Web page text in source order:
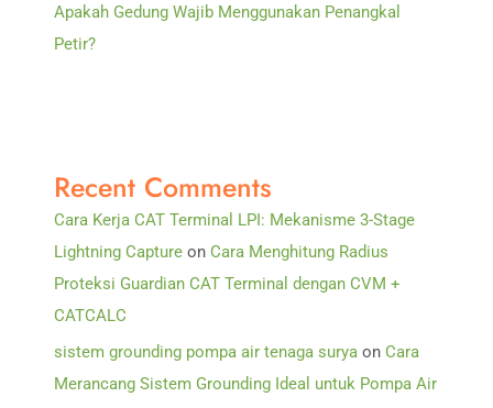
Apakah Gedung Wajib Menggunakan Penangkal
Petir?
Recent Comments
Cara Kerja CAT Terminal LPI: Mekanisme 3-Stage
Lightning Capture on Cara Menghitung Radius
Proteksi Guardian CAT Terminal dengan CVM +
CATCALC
sistem grounding pompa air tenaga surya on Cara
Merancang Sistem Grounding Ideal untuk Pompa Air